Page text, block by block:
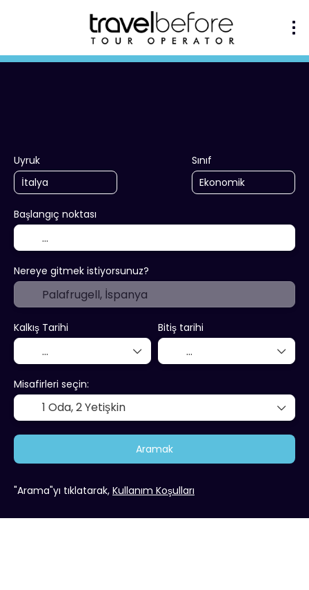
Uyruk Sınıf
Başlangıç noktası
Nereye gitmek istiyorsunuz?
Kalkış Tarihi Bitiş tarihi
Misafirleri seçin:
1 Oda,2 Yetişkin
Aramak
"Arama"yı tıklatarak, Kullanım Koşulları